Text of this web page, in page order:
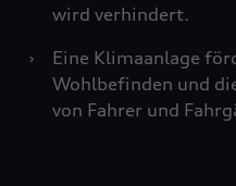
wird verhindert.
›
Eine Klimaanlage
Wohlbefinden und
von Fahrer und